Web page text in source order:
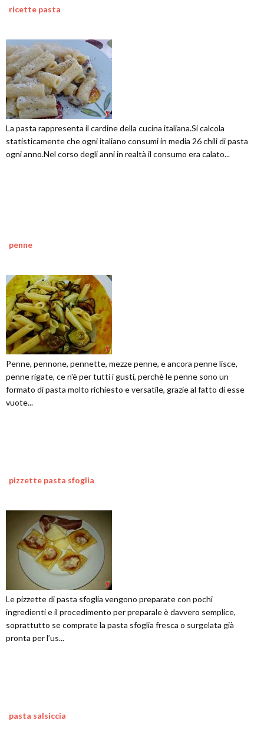
ricette pasta
La pasta rappresenta il cardine della cucina italiana.Si calcola
statisticamente che ogni italiano consumi in media 26 chili di pasta
ogni anno.Nel corso degli anni in realtà il consumo era calato...
penne
Penne, pennone, pennette, mezze penne, e ancora penne lisce,
penne rigate, ce n'è per tutti i gusti, perchè le penne sono un
formato di pasta molto richiesto e versatile, grazie al fatto di esse
vuote...
pizzette pasta sfoglia
Le pizzette di pasta sfoglia vengono preparate con pochi
ingredienti e il procedimento per preparale è davvero semplice,
soprattutto se comprate la pasta sfoglia fresca o surgelata già
pronta per l’us...
pasta salsiccia